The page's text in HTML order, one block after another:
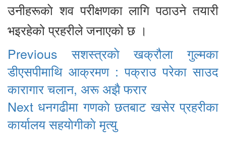
उनीहरूकाे शव परीक्षणका लागि पठाउने तयारी
भइरहेको प्रहरीले जनाएको छ ।
Continue
Reading
Previous सशस्त्रकाे खक्रौला गुल्मका
डीएसपीमाथि आक्रमण : पक्राउ परेका साउद
कारागार चलान, अरू अझै फरार
Next धनगढीमा गणकाे छतबाट खसेर प्रहरीका
कार्यालय सहयाेगीकाे मृत्यु